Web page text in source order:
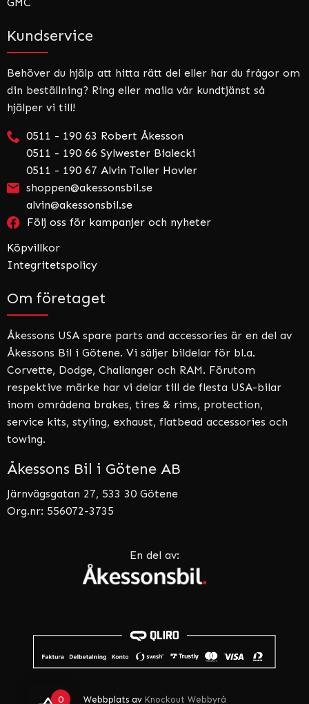
Kundservice
Behöver du hjälp att hitta rätt del eller har du frågor om
din beställning? Ring eller maila vår kundtjänst så
hjälper vi till!
0511 - 190 63 Robert Åkesson
0511 - 190 66 Sylwester Bialecki
0511 - 190 67 Alvin Toller Hovler
shoppen@akessonsbil.se
alvin@akessonsbil.se
Följ oss för kampanjer och nyheter
Köpvillkor
Integritetspolicy
Om företaget
Åkessons USA spare parts and accessories är en del av
Åkessons Bil i Götene. Vi säljer bildelar för bl.a.
Corvette, Dodge, Challanger och RAM. Förutom
respektive märke har vi delar till de flesta USA-bilar
inom områdena brakes, tires & rims, protection,
service kits, styling, exhaust, flatbead accessories och
towing.
Åkessons Bil i Götene AB
Järnvägsgatan 27, 533 30 Götene
Org.nr: 556072-3735
En del av:
Webbplats av Knockout Webbyrå
0